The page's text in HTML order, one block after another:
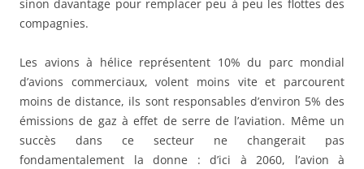
sinon davantage pour remplacer peu à peu les flottes des
compagnies.
Les avions à hélice représentent 10% du parc mondial
d’avions commerciaux, volent moins vite et parcourent
moins de distance, ils sont responsables d’environ 5% des
émissions de gaz à effet de serre de l’aviation. Même un
succès dans ce secteur ne changerait pas
fondamentalement la donne : d’ici à 2060, l’avion à